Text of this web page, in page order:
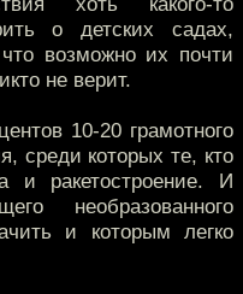
о детских садах,
возможно их почти
не верит.
10-20 грамотного
среди которых те, кто
и ракетостроение. И
необразованного
и которым легко